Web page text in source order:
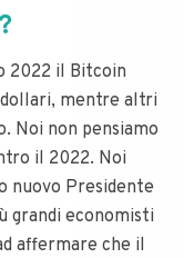
2022 il Bitcoin
mentre altri
Noi non pensiamo
il 2022. Noi
nuovo Presidente
grandi economisti
affermare che il